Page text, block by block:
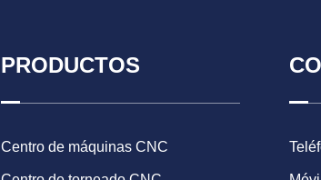
PRODUCTOS
Centro de máquinas CNC